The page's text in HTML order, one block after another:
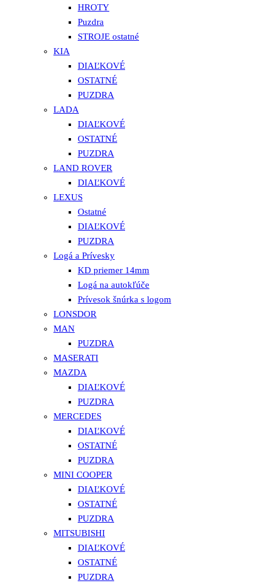
HROTY
Puzdra
STROJE ostatné
KIA
DIAĽKOVÉ
OSTATNÉ
PUZDRA
LADA
DIAĽKOVÉ
OSTATNÉ
PUZDRA
LAND ROVER
DIAĽKOVÉ
LEXUS
Ostatné
DIAĽKOVÉ
PUZDRA
Logá a Prívesky
KD priemer 14mm
Logá na autokľúče
Prívesok šnúrka s logom
LONSDOR
MAN
PUZDRA
MASERATI
MAZDA
DIAĽKOVÉ
PUZDRA
MERCEDES
DIAĽKOVÉ
OSTATNÉ
PUZDRA
MINI COOPER
DIAĽKOVÉ
OSTATNÉ
PUZDRA
MITSUBISHI
DIAĽKOVÉ
OSTATNÉ
PUZDRA